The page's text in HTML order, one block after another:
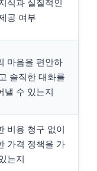
식과 실질적인
공 여부
마음을 편안하
솔직한 대화를
낼 수 있는지
비용 청구 없이
가격 정책을 가
는지